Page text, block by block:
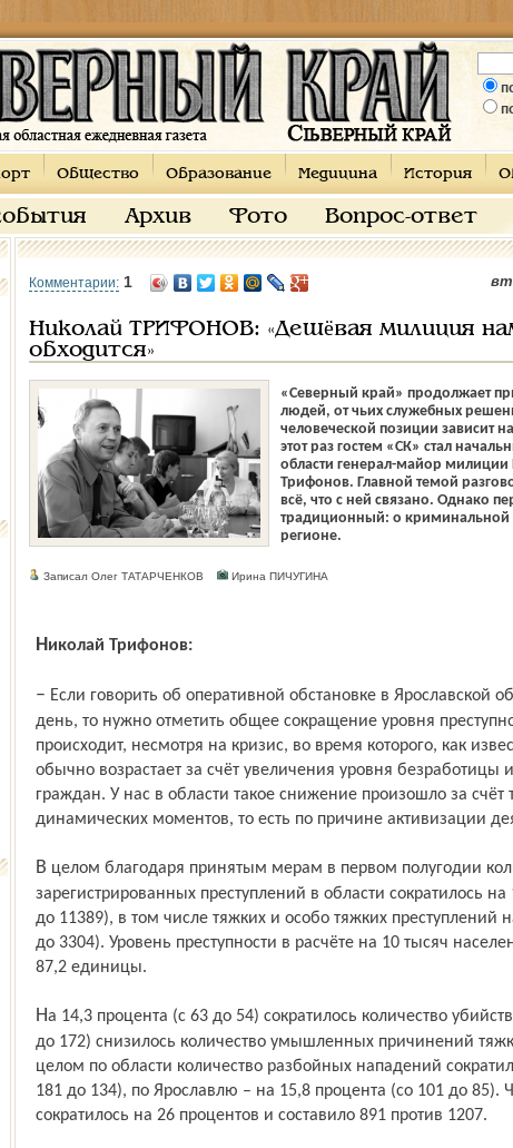
Общество Образование Медицина История
Архив Фото Вопрос-ответ
Комментарии: 1
Николай ТРИФОНОВ: «Дешёвая милиция
обходится»
«Северный край» продолжает
людей, от чьих служебных
человеческой позиции зависит
этот раз гостем «СК» стал
области генерал-майор
Трифонов. Главной темой
всё, что с ней связано. Однако
традиционный: о криминальной
регионе.
Записал Олег ТАТАРЧЕНКОВ Ирина ПИЧУГИНА
Николай Трифонов:
– Если говорить об оперативной обстановке в Ярославской области на сегодняшний
день, то нужно отметить общее сокращение уровня
происходит, несмотря на кризис, во время которого, как
обычно возрастает за счёт увеличения уровня безработицы
граждан. У нас в области такое снижение произошло за счёт
динамических моментов, то есть по причине активизации
В целом благодаря принятым мерам в первом полугодии количество
зарегистрированных преступлений в области сократилось
до 11389), в том числе тяжких и особо тяжких преступлений
до 3304). Уровень преступности в расчёте на 10 тысяч
87,2 единицы.
На 14,3 процента (с 63 до 54) сократилось количество убийств. На 7,5 процента (со 186
до 172) снизилось количество умышленных причинений
целом по области количество разбойных нападений
181 до 134), по Ярославлю – на 15,8 процента (со 101 до 85).
сократилось на 26 процентов и составило 891 против 1207.